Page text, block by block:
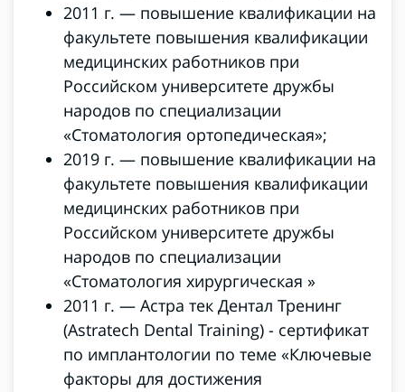
2011 г. — повышение квалификации на
факультете повышения квалификации
медицинских работников при
Российском университете дружбы
народов по специализации
«Стоматология ортопедическая»;
2019 г. — повышение квалификации на
факультете повышения квалификации
медицинских работников при
Российском университете дружбы
народов по специализации
«Стоматология хирургическая »
2011 г. — Астра тек Дентал Тренинг
(Astratech Dental Training) - сертификат
по имплантологии по теме «Ключевые
факторы для достижения